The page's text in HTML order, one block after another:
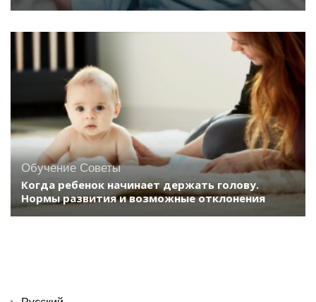
Обучение Советы
Когда ребенок начинает держать голову.
Нормы развития и возможные отклонения